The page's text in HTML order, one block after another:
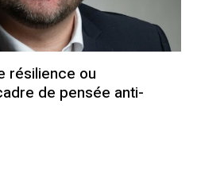
résilience ou
de pensée anti-